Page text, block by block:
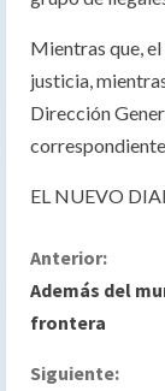
Mientras que,
justicia,
Dirección
EL NUEVO
S
i
g
Anterior:
Además del
frontera
Siguiente: